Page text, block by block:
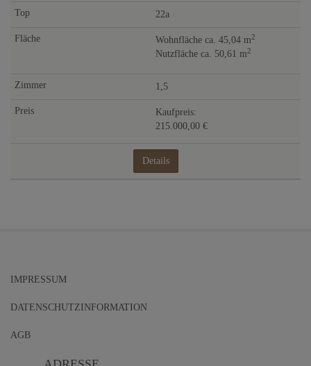
22a
Wohnfläche ca. 45,04 m2
Nutzfläche ca. 50,61 m2
1,5
Kaufpreis:
215.000,00 €
Details
IMPRESSUM
DATENSCHUTZINFORMATION
AGB